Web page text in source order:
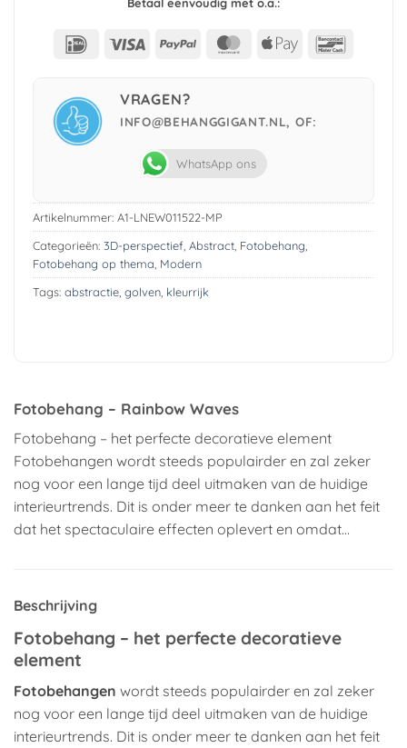
IDeal Visa PayPal MasterCard
Apple
VRAGEN?
INFO@BEHANGGIGANT.NL, OF:
WhatsApp ons
Artikelnummer: A1-LNEW011522-MP
Categorieën: 3D-perspectief Abstract, Fotobehang
Fotobehang op thema Modern
Tags: abstractie, golven, kleurrijk
Fotobehang – Rainbow Waves
Fotobehang – het perfecte decoratieve element
Fotobehangen wordt steeds populairder en zal zeker
nog voor een lange tijd deel uitmaken van de huidige
interieurtrends. Dit is onder meer te danken aan het feit
dat het spectaculaire effecten oplevert en omdat…
Beschrijving
Fotobehang – het perfecte decoratieve
element
Fotobehangen wordt steeds populairder en zal zeker
nog voor een lange tijd deel uitmaken van de huidige
interieurtrends. Dit is onder meer te danken aan het feit